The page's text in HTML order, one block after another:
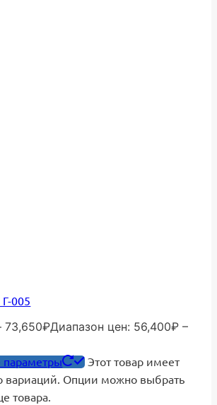
005
73,650₽Диапазон цен: 56,400₽ –
Этот товар имеет
вариаций. Опции можно выбрать
товара.